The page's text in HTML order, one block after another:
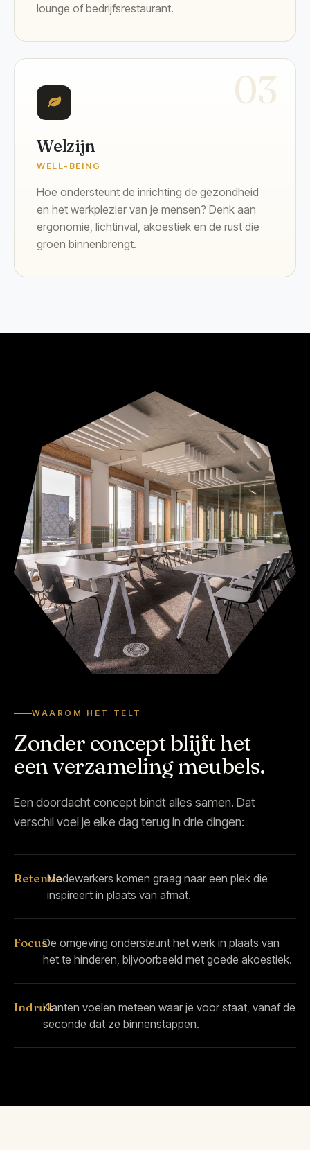
lounge of bedrijfsrestaurant.
03
Welzijn
WELL-BEING
Hoe ondersteunt de inrichting de gezondheid
en het werkplezier van je mensen? Denk aan
ergonomie, lichtinval, akoestiek en de rust die
groen binnenbrengt.
WAAROM HET TELT
Zonder concept blijft het
een verzameling meubels.
Een doordacht concept bindt alles samen. Dat
verschil voel je elke dag terug in drie dingen:
RetentieMedewerkers komen graag naar een plek die
inspireert in plaats van afmat.
FocusDe omgeving ondersteunt het werk in plaats van
het te hinderen, bijvoorbeeld met goede akoestiek.
IndrukKlanten voelen meteen waar je voor staat, vanaf de
seconde dat ze binnenstappen.